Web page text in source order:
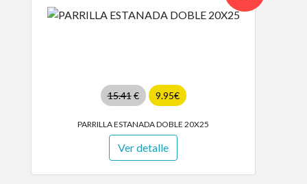
15.41€ 9.95€
PARRILLA ESTANADA DOBLE 20X25
Ver detalle